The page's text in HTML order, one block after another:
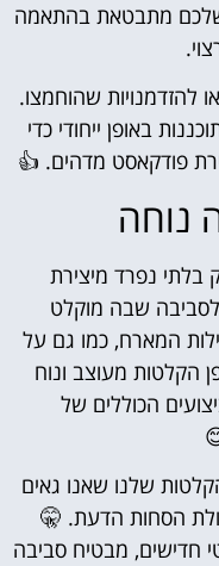
שלכם מתבטאת בהתאמה
להזדמנויות שהוחמצו.
באופן ייחודי כדי
פודקאסט מדהים. 👍
נוחה
בלתי נפרד מיצירת
לסביבה שבה מוקלט
המארח, כמו גם על
הקלטות מעוצב ונוח
הכוללים של
שלנו שאנו גאים
הסחות הדעת. 🤫
חדישים, מבטיח סביבה